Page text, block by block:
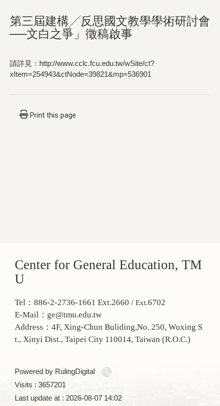
第三屆建構╱反思國文教學學術研討會
──文白之爭」徵稿啟事
請詳見：http://www.cclc.fcu.edu.tw/wSite/ct?
xItem=254943&ctNode=39821&mp=536901
Print this page
Center for General Education, TM
U
Tel：886-2-2736-1661 Ext.2660 / Ext.6702
E-Mail：ge@tmu.edu.tw
Address： 4F, Xing-Chun Buliding,No. 250, Wuxing S
t., Xinyi Dist., Taipei City 110014, Taiwan (R.O.C.)
Powered by RulingDigital
Visits : 3657201
Last update at : 2026-08-07 14:02